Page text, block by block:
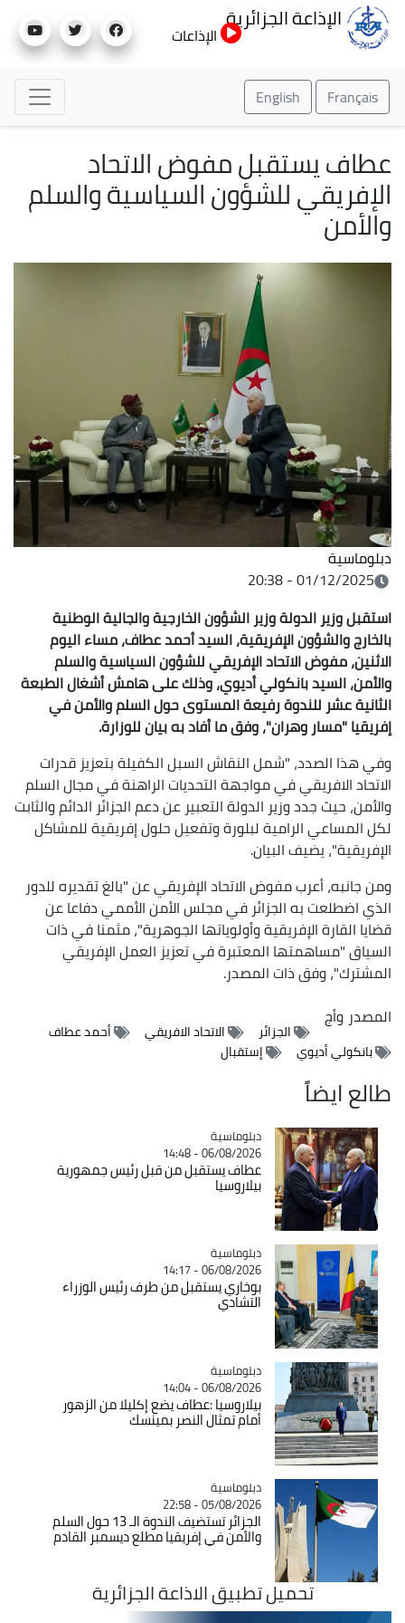
إلى
الإذاعة الجزائرية
الإذاعات
Français
English
عطاف يستقبل مفوض الاتحاد
الإفريقي للشؤون السياسية والسلم
والأمن
دبلوماسية
01/12/2025 - 20:38
استقبل وزير الدولة وزير الشؤون الخارجية والجالية الوطنية
بالخارج والشؤون الإفريقية، السيد أحمد عطاف، مساء اليوم
الاثنين، مفوض الاتحاد الإفريقي للشؤون السياسية والسلم
والأمن، السيد بانكولي أديوي، وذلك على هامش أشغال ‎الطبعة
الثانية عشر للندوة رفيعة المستوى حول السلم والأمن في
إفريقيا ‎"مسار وهران"، وفق ما أفاد به بيان للوزارة.
وفي هذا الصدد، "شمل النقاش السبل الكفيلة بتعزيز قدرات
الاتحاد الافريقي في مواجهة التحديات الراهنة في مجال السلم
والأمن، حيث جدد وزير الدولة التعبير عن دعم الجزائر الدائم والثابت
لكل المساعي الرامية لبلورة وتفعيل حلول إفريقية للمشاكل
الإفريقية"، يضيف البيان.
ومن جانبه، أعرب مفوض الاتحاد الإفريقي عن "بالغ تقديره للدور
الذي اضطلعت به الجزائر في مجلس الأمن الأممي دفاعا عن
قضايا القارة الإفريقية وأولوياتها الجوهرية"، مثمنا في ذات
السياق "مساهمتها المعتبرة في تعزيز العمل الإفريقي
المشترك"، وفق ذات المصدر.
المصدروأج
الجزائر الاتحاد الافريقي
أحمد عطاف
بانكولي أديوي
إستقبال
طالع ايضاً
Catégorie
دبلوماسية
06/08/2026 - 14:48
عطاف يستقبل من قبل رئيس جمهورية
بيلاروسيا
Catégorie
دبلوماسية
06/08/2026 - 14:17
بوخاري يستقبل من طرف رئيس الوزراء
التشادي
Catégorie
دبلوماسية
06/08/2026 - 14:04
بيلاروسيا :عطاف يضع إكليلا من الزهور
أمام تمثال النصر بمينسك
Catégorie
دبلوماسية
05/08/2026 - 22:58
الجزائر تستضيف الندوة الـ 13 حول السلم
والأمن في إفريقيا مطلع ديسمبر القادم
تحميل تطبيق الاذاعة الجزائرية